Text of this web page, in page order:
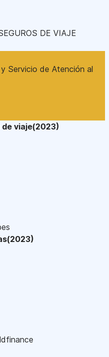
DE VIAJE
Servicio de Atención al
viaje(2023)